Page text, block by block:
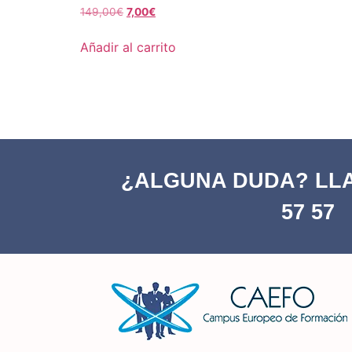
Valorado
con
149,00€ 7,00€
Añadir al carrito
¿ALGUNA DUDA?
57 57